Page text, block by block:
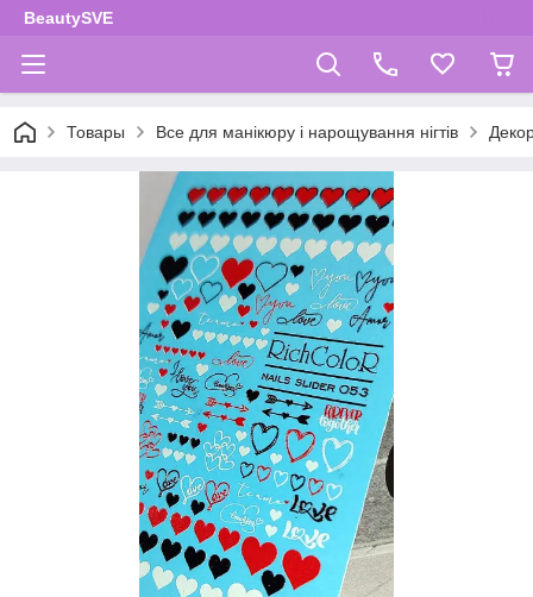
BeautySVE
Товары Все для манікюру і нарощування нігтів